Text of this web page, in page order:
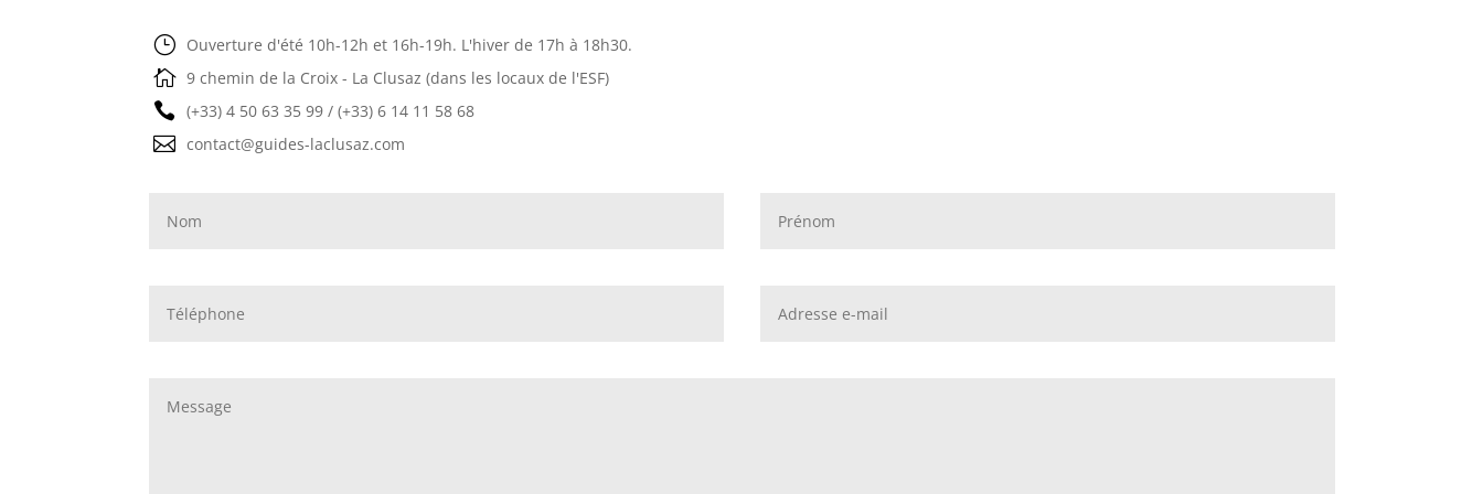
} Ouverture d'été 10h-12h et 16h-19h. L'hiver de 17h à 18h30.
 9 chemin de la Croix - La Clusaz (dans les locaux de l'ESF)
 (+33) 4 50 63 35 99 / (+33) 6 14 11 58 68
 contact@guides-laclusaz.com